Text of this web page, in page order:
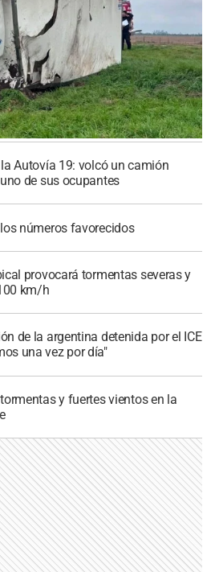
Autovía 19: volcó un camión
de sus ocupantes
números favorecidos
provocará tormentas severas y
km/h
de la argentina detenida por el ICE
una vez por día"
y fuertes vientos en la